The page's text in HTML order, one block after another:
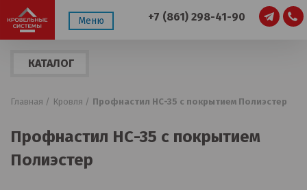
Меню +7 (861) 298-41-90
КАТАЛОГ
Главная / Кровля / Профнастил НС-35 с покрытием Полиэстер
Профнастил НС-35 с покрытием
Полиэстер